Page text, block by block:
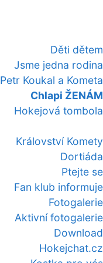
Děti dětem
Jsme jedna rodina
Petr Koukal a Kometa
Chlapi ŽENÁM
Hokejová tombola
Království Komety
Dortiáda
Ptejte se
Fan klub informuje
Fotogalerie
Aktivní fotogalerie
Download
Hokejchat.cz